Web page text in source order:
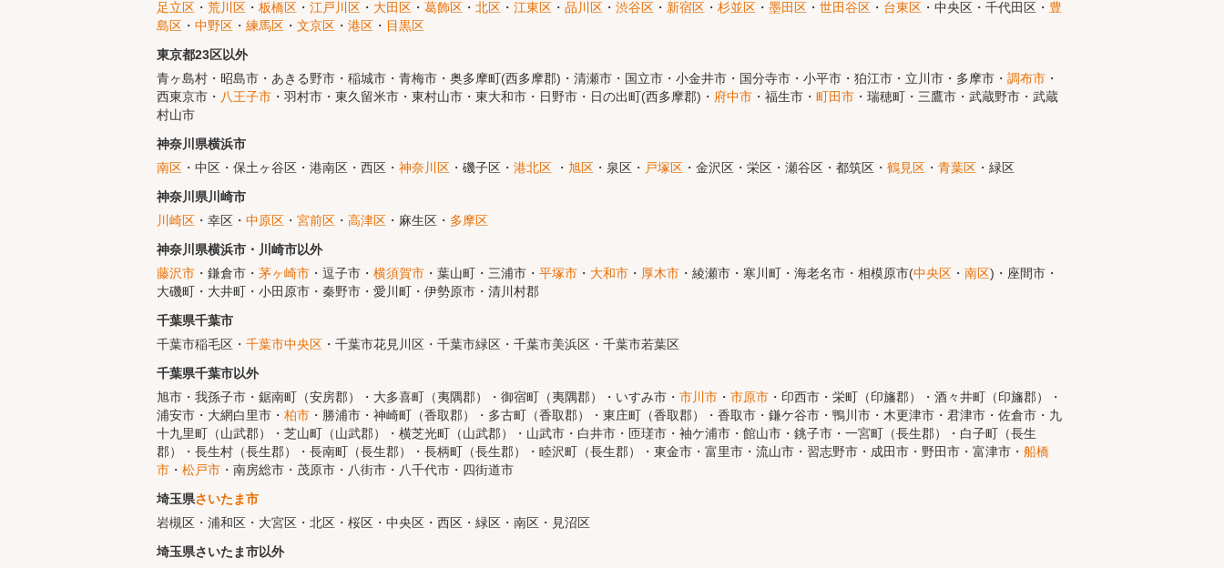
足立区 ・ 荒川区 ・ 板橋区 ・ 江戸川区 ・ 大田区 ・ 葛飾区 ・ 北区 ・ 江東区 ・ 品川区 ・ 渋谷区 ・ 新宿区 ・ 杉並区 ・ 墨田区 ・ 世田谷区 ・ 台東区 ・中央区・千代田区・ 豊
島区 ・ 中野区 ・ 練馬区 ・ 文京区 ・ 港区 ・ 目黒区
東京都23区以外
青ヶ島村・昭島市・あきる野市・稲城市・青梅市・奥多摩町(西多摩郡)・清瀬市・国立市・小金井市・国分寺市・小平市・狛江市・立川市・多摩市・ 調布市 ・
西東京市・ 八王子市 ・羽村市・東久留米市・東村山市・東大和市・日野市・日の出町(西多摩郡)・ 府中市 ・福生市・ 町田市 ・瑞穂町・三鷹市・武蔵野市・武蔵
村山市
神奈川県横浜市
南区 ・中区・保土ヶ谷区・港南区・西区・ 神奈川区 ・磯子区・ 港北区 ・ 旭区 ・泉区・ 戸塚区 ・金沢区・栄区・瀬谷区・都筑区・ 鶴見区 ・ 青葉区 ・緑区
神奈川県川崎市
川崎区 ・幸区・ 中原区 ・ 宮前区 ・ 高津区 ・麻生区・ 多摩区
神奈川県横浜市・川崎市以外
藤沢市 ・鎌倉市・ 茅ヶ崎市 ・逗子市・ 横須賀市 ・葉山町・三浦市・ 平塚市 ・ 大和市 ・ 厚木市 ・綾瀬市・寒川町・海老名市・相模原市(中央区 ・ 南区)・座間市・
大磯町・大井町・小田原市・秦野市・愛川町・伊勢原市・清川村郡
千葉県千葉市
千葉市稲毛区・ 千葉市中央区 ・千葉市花見川区・千葉市緑区・千葉市美浜区・千葉市若葉区
千葉県千葉市以外
旭市・我孫子市・鋸南町（安房郡）・大多喜町（夷隅郡）・御宿町（夷隅郡）・いすみ市・ 市川市 ・ 市原市 ・印西市・栄町（印旛郡）・酒々井町（印旛郡）・
浦安市・大網白里市・ 柏市 ・勝浦市・神崎町（香取郡）・多古町（香取郡）・東庄町（香取郡）・香取市・鎌ケ谷市・鴨川市・木更津市・君津市・佐倉市・九
十九里町（山武郡）・芝山町（山武郡）・横芝光町（山武郡）・山武市・白井市・匝瑳市・袖ケ浦市・館山市・銚子市・一宮町（長生郡）・白子町（長生
郡）・長生村（長生郡）・長南町（長生郡）・長柄町（長生郡）・睦沢町（長生郡）・東金市・富里市・流山市・習志野市・成田市・野田市・富津市・ 船橋
市 ・ 松戸市 ・南房総市・茂原市・八街市・八千代市・四街道市
埼玉県さいたま市
岩槻区・浦和区・大宮区・北区・桜区・中央区・西区・緑区・南区・見沼区
埼玉県さいたま市以外